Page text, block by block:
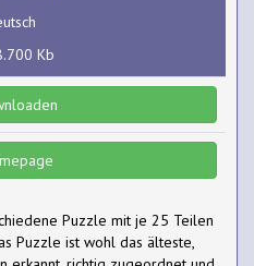
Kb
Puzzle mit je 25 Teilen
Puzzle ist wohl das älteste,